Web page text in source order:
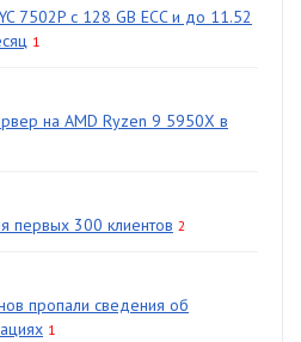
7502P с 128 GB ECC и до 11.52
1
на AMD Ryzen 9 5950X в
первых 300 клиентов 2
пропали сведения об
1